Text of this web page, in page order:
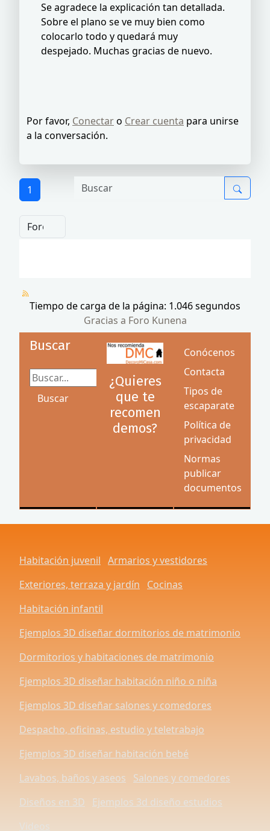
Se agradece la explicación tan detallada.
Sobre el plano se ve muy bien como
colocarlo todo y quedará muy
despejado. Muchas gracias de nuevo.
Por favor, Conectaro Crear cuenta para unirse
a la conversación.
1
Tiempo de carga de la página: 1.046 segundos
Gracias a Foro Kunena
Buscar
Buscar...
Buscar
¿Quieres
que te
recomen
demos?
Conócenos
Contacta
Tipos de
escaparate
Política de
privacidad
Normas
publicar
documentos
Habitación juvenil Armarios y vestidores
Exteriores, terraza y jardín
Cocinas
Habitación infantil
Ejemplos 3D diseñar dormitorios de matrimonio
Dormitorios y habitaciones de matrimonio
Ejemplos 3D diseñar habitación niño o niña
Ejemplos 3D diseñar salones y comedores
Despacho, oficinas, estudio y teletrabajo
Ejemplos 3D diseñar habitación bebé
Lavabos, baños y aseos
Salones y comedores
Diseños en 3D
Ejemplos 3d diseño estudios
Videos